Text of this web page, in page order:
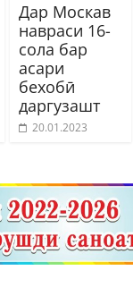
Дар Москав
навраси 16-
сола бар
асари
бехобӣ
даргузашт
20.01.2023